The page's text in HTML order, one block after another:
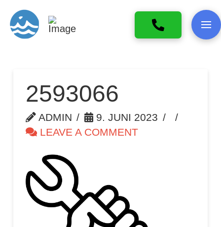
2593066
ADMIN
9. JUNI 2023
LEAVE A COMMENT